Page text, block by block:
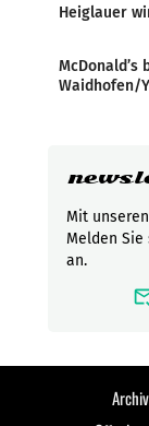
Heiglauer
Waidhofen/
Mit
Melden
an.
Archiv